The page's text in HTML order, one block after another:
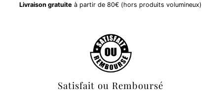
Livraison gratuite à partir de 80€ (hors produits volumineux)
Satisfait ou Remboursé